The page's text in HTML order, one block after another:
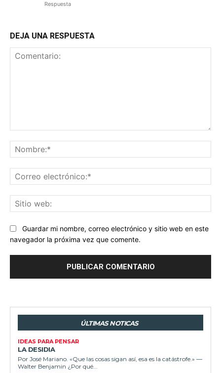
Respuesta
DEJA UNA RESPUESTA
Guardar mi nombre, correo electrónico y sitio web en este
navegador la próxima vez que comente.
ÚLTIMAS NOTICAS
IDEAS PARA PENSAR
LA DESIDIA
Por José Mariano. «Que las cosas sigan así, esa es la catástrofe.» —
Walter Benjamin ¿Por qué...